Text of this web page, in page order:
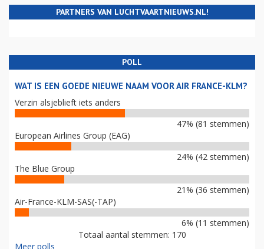
PARTNERS VAN LUCHTVAARTNIEUWS.NL!
POLL
WAT IS EEN GOEDE NIEUWE NAAM VOOR AIR FRANCE-KLM?
Verzin alsjeblieft iets anders
47% (81 stemmen)
European Airlines Group (EAG)
24% (42 stemmen)
The Blue Group
21% (36 stemmen)
Air-France-KLM-SAS(-TAP)
6% (11 stemmen)
Totaal aantal stemmen: 170
Meer polls